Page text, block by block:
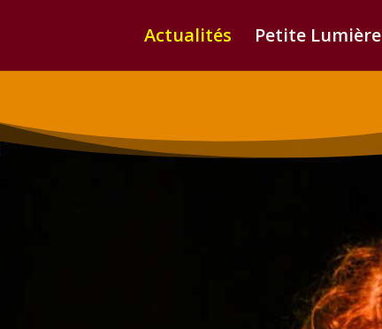
Actualités Petite Lumière